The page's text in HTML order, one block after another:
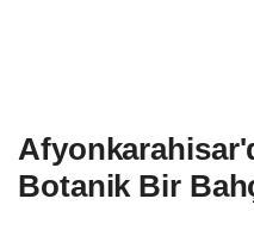
Botanik Bir